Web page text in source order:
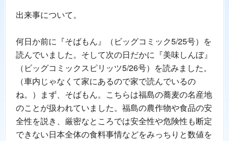
出来事について。
何日か前に『そばもん』（ビッグコミック5/25号）を
読んでいました。そして次の日だかに『美味しんぼ』
（ビッグコミックスピリッツ5/26号）を読みました。
（車内じゃなくて家にあるので家で読んでいるの
ね。）まず、そばもん。こちらは福島の蕎麦の名産地
のことが扱われていました。福島の農作物や食品の安
全性を説き、厳密なところでは安全性や危険性も断定
できない日本全体の食料事情などをみっちりと数値を